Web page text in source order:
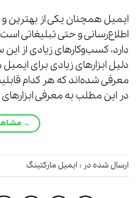
ایمیل همچنان یکی از بهترین
اطلاع‌رسانی و حتی تبلیغاتی
دارد، کسب‌وکارهای زیادی از
دلیل ابزارهای زیادی برای
معرفی شده‌اند که هر کدام
در این مطلب به معرفی
←
ارسال شده در : ایمیل مارکتینگ